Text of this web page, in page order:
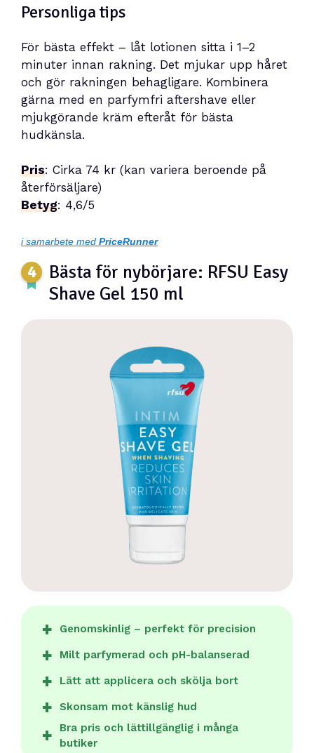
Personliga tips
För bästa effekt – låt lotionen sitta i 1–2
minuter innan rakning. Det mjukar upp håret
och gör rakningen behagligare. Kombinera
gärna med en parfymfri aftershave eller
mjukgörande kräm efteråt för bästa
hudkänsla.
Pris: Cirka 74 kr (kan variera beroende på
återförsäljare)
Betyg: 4,6/5
i samarbete med PriceRunner
Bästa för nybörjare: RFSU Easy
Shave Gel 150 ml
Genomskinlig – perfekt för precision
Milt parfymerad och pH-balanserad
Lätt att applicera och skölja bort
Skonsam mot känslig hud
Bra pris och lättillgänglig i många
butiker